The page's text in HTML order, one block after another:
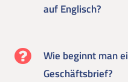
auf Englisch?
Wie beginnt man
Geschäftsbrief?